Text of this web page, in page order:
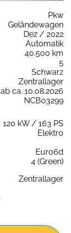
Pkw
Geländewagen
Dez / 2022
Automatik
40.500 km
5
Schwarz
Zentrallager
ab ca. 10.08.2026
NCB03299
120 kW / 163 PS
Elektro
Euro6d
4 (Green)
Zentrallager